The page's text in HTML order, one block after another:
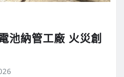
池納管工廠 火災創